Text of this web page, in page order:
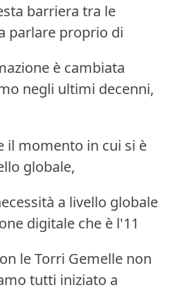
barriera tra le
parlare proprio di
è cambiata
negli ultimi decenni,
il momento in cui si è
globale,
a livello globale
digitale che è l'11
le Torri Gemelle non
tutti iniziato a